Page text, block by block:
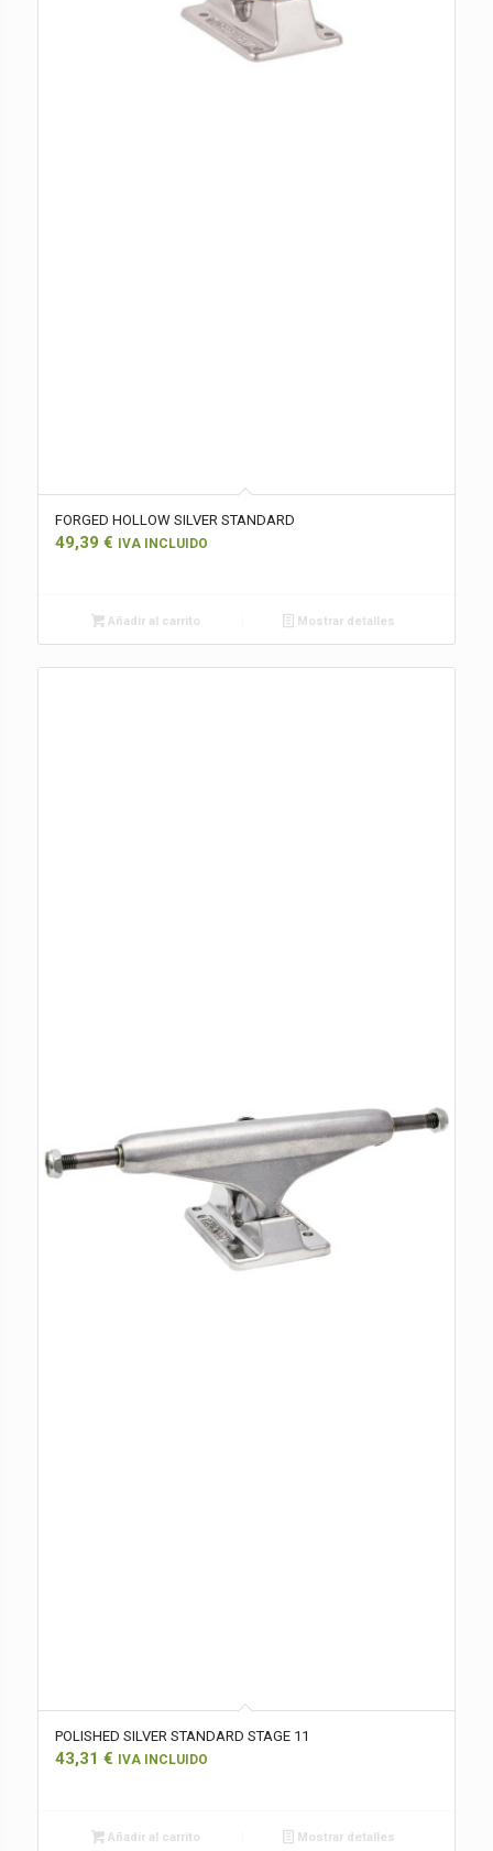
FORGED HOLLOW SILVER STANDARD
49,39 € IVA INCLUIDO
Añadir al carrito Mostrar detalles
POLISHED SILVER STANDARD STAGE 11
43,31 € IVA INCLUIDO
Añadir al carrito Mostrar detalles